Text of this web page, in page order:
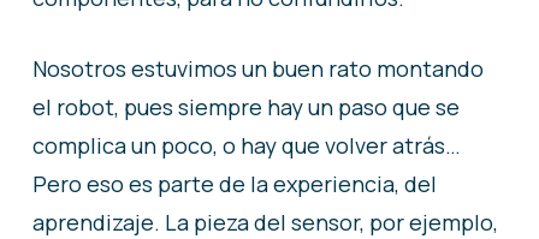
Nosotros estuvimos un buen rato montando
el robot, pues siempre hay un paso que se
complica un poco, o hay que volver atrás…
Pero eso es parte de la experiencia, del
aprendizaje. La pieza del sensor, por ejemplo,